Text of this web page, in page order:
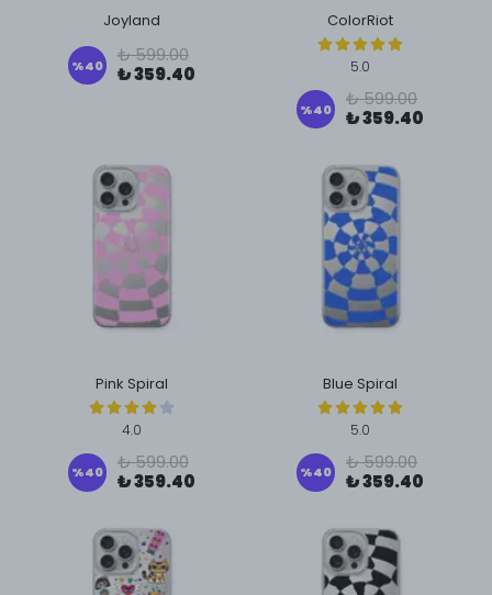
Joyland
%40
₺ 599.00
₺ 359.40
ColorRiot
5.0
%40
₺ 599.00
₺ 359.40
Pink Spiral
4.0
%40
₺ 599.00
₺ 359.40
Blue Spiral
5.0
%40
₺ 599.00
₺ 359.40